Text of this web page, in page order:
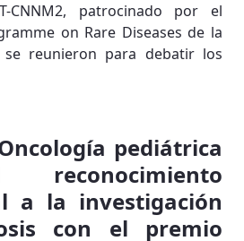
CNNM2, patrocinado por el
on Rare Diseases de la
se reunieron para debatir los
pediátrica
a la investigación
con el premio